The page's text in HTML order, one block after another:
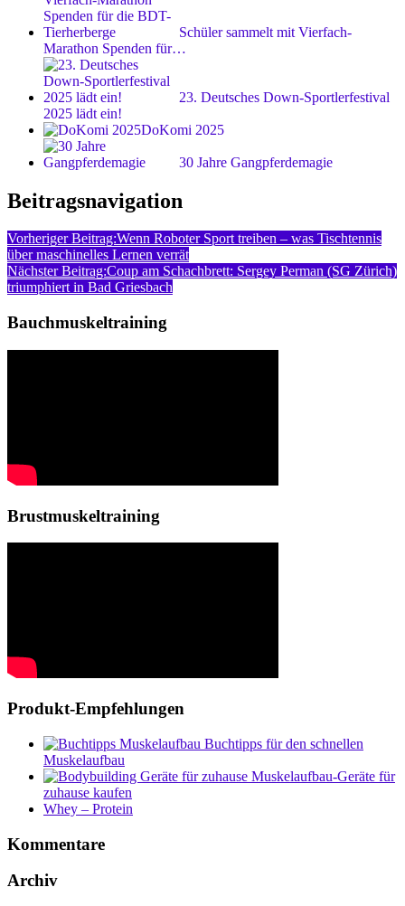
Schüler sammelt mit Vierfach-
Marathon Spenden für…
23. Deutsches Down-Sportlerfestival
2025 lädt ein!
DoKomi 2025
30 Jahre Gangpferdemagie
Beitragsnavigation
Vorheriger Beitrag:Wenn Roboter Sport treiben – was Tischtennis
über maschinelles Lernen verrät
Nächster Beitrag:Coup am Schachbrett: Sergey Perman (SG Zürich)
triumphiert in Bad Griesbach
Bauchmuskeltraining
Brustmuskeltraining
Produkt-Empfehlungen
Buchtipps für den schnellen
Muskelaufbau
Muskelaufbau-Geräte für
zuhause kaufen
Whey – Protein
Kommentare
Archiv